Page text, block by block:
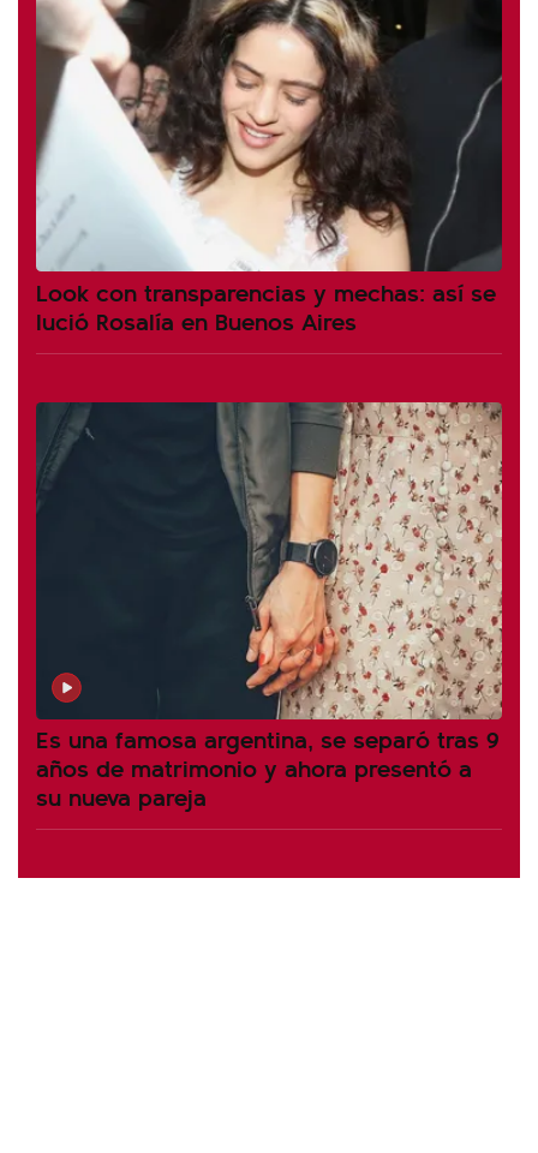
Look con transparencias y mechas: así se
lució Rosalía en Buenos Aires
Es una famosa argentina, se separó tras 9
años de matrimonio y ahora presentó a
su nueva pareja